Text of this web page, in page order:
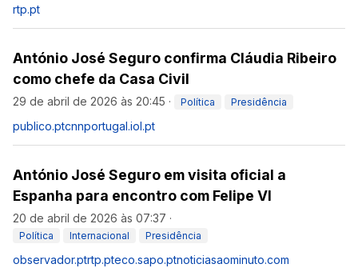
rtp.pt
António José Seguro confirma Cláudia Ribeiro
como chefe da Casa Civil
29 de abril de 2026 às 20:45 · Política Presidência
publico.ptcnnportugal.iol.pt
António José Seguro em visita oficial a
Espanha para encontro com Felipe VI
20 de abril de 2026 às 07:37 ·
Política Internacional Presidência
observador.ptrtp.pteco.sapo.ptnoticiasaominuto.com